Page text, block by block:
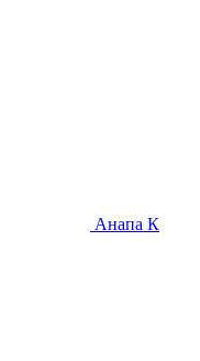
Анапа К